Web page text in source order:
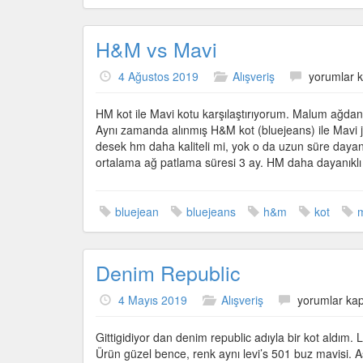
H&M vs Mavi
4 Ağustos 2019 Alışveriş
H&M
Mavi
için
yorumlar
HM kot ile Mavi kotu karşılaştırıyorum. Malum
Aynı zamanda alınmış H&M kot (bluejeans) ile Mavi
desek hm daha kaliteli mi, yok o da uzun süre
ortalama ağ patlama süresi 3 ay. HM daha dayanıklı
bluejean bluejeans h&m kot
Denim Republic
4 Mayıs 2019 Alışveriş
Denim
için
yorumlar
Gittigidiyor dan denim republic adıyla bir kot
Ürün güzel bence, renk aynı levi’s 501 buz